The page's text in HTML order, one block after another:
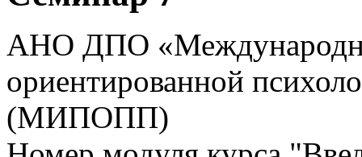
АНО ДПО
ориентированной
(МИПОПП)